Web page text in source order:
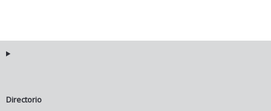
Directorio